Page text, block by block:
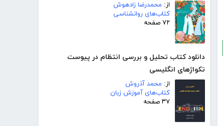
از: محمدرضا زادهوش
کتاب‌های روانشناسی
۷۲ صفحه
دانلود کتاب تحلیل و بررسی انتظام در پیوست
تکواژهای انگلیسی
از: محمد آذروش
کتاب‌های آموزش زبان
۳۷ صفحه